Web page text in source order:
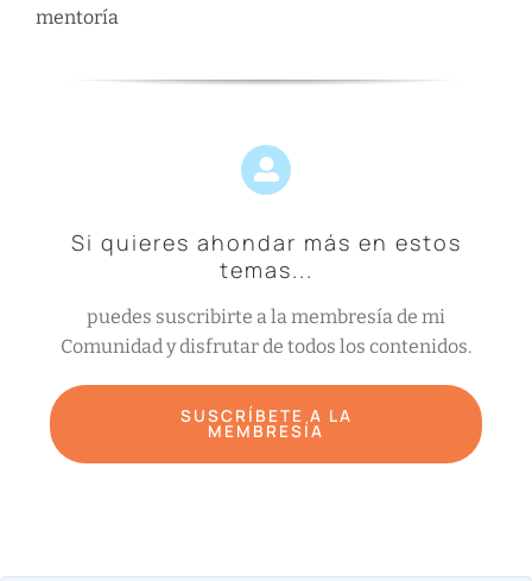
mentoría
Si quieres ahondar más en estos
temas...
puedes suscribirte a la membresía de mi
Comunidad y disfrutar de todos los contenidos.
SUSCRÍBETE A LA
MEMBRESÍA